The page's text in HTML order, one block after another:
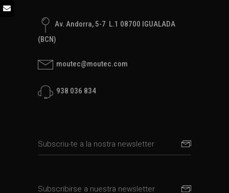
Av. Andorra, 5-7 L.1 08700 IGUALADA
(BCN)
moutec@moutec.com
938 036 834